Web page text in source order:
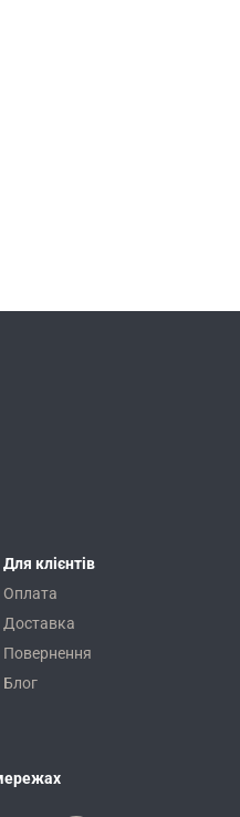
Для клієнтів
Оплата
Доставка
Повернення
Блог